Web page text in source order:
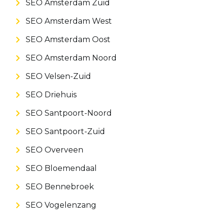
SEO Amsterdam Zuid
SEO Amsterdam West
SEO Amsterdam Oost
SEO Amsterdam Noord
SEO Velsen-Zuid
SEO Driehuis
SEO Santpoort-Noord
SEO Santpoort-Zuid
SEO Overveen
SEO Bloemendaal
SEO Bennebroek
SEO Vogelenzang